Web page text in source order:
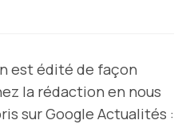
est édité de façon
la rédaction en nous
sur Google Actualités :